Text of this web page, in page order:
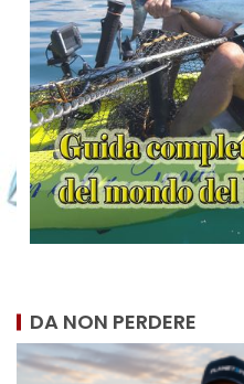
DA NON PERDERE